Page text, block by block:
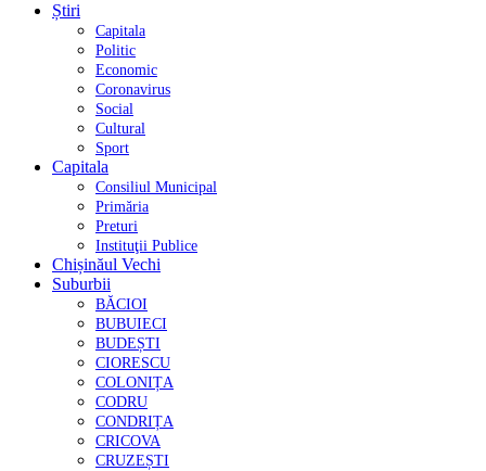
Știri
Capitala
Politic
Economic
Coronavirus
Social
Cultural
Sport
Capitala
Consiliul Municipal
Primăria
Preturi
Instituţii Publice
Chișinăul Vechi
Suburbii
BĂCIOI
BUBUIECI
BUDEȘTI
CIORESCU
COLONIȚA
CODRU
CONDRIȚA
CRICOVA
CRUZEȘTI